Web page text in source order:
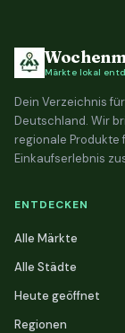
Märkte lokal
Dein Verzeichnis
Deutschland. Wir
regionale Produkte
Einkaufserlebnis
ENTDECKEN
Alle Märkte
Alle Städte
Heute geöffnet
Regionen